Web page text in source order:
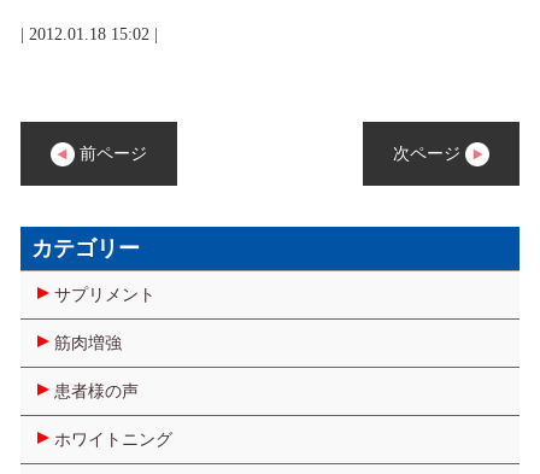
| 2012.01.18 15:02 |
前ページ 次ページ
カテゴリー
サプリメント
筋肉増強
患者様の声
ホワイトニング